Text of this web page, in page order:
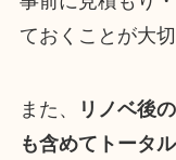
ておくことが大切
また、
リノベ後
も含めてトータ